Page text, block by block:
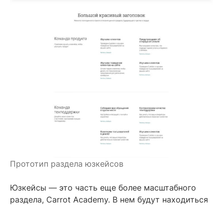
Прототип раздела юзкейсов
Юзкейсы — это часть еще более масштабного
раздела, Carrot Academy. В нем будут находиться